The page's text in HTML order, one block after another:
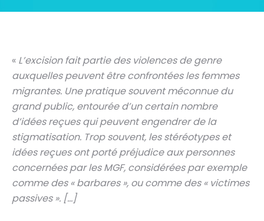
« L’excision fait partie des violences de genre
auxquelles peuvent être confrontées les femmes
migrantes. Une pratique souvent méconnue du
grand public, entourée d’un certain nombre
d’idées reçues qui peuvent engendrer de la
stigmatisation. Trop souvent, les stéréotypes et
idées reçues ont porté préjudice aux personnes
concernées par les MGF, considérées par exemple
comme des « barbares », ou comme des « victimes
passives ». […]